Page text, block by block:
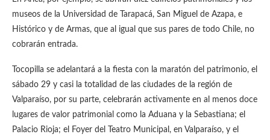
museos de la Universidad de Tarapacá, San Miguel de Azapa, e
Histórico y de Armas, que al igual que sus pares de todo Chile, no
cobrarán entrada.
Tocopilla se adelantará a la fiesta con la maratón del patrimonio, el
sábado 29 y casi la totalidad de las ciudades de la región de
Valparaíso, por su parte, celebrarán activamente en al menos doce
lugares de valor patrimonial como la Aduana y la Sebastiana; el
Palacio Rioja; el Foyer del Teatro Municipal, en Valparaíso, y el